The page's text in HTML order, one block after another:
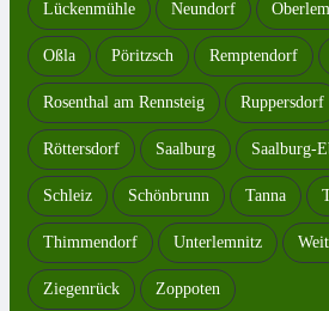
Lückenmühle Neundorf
Oßla Pöritzsch Remptendorf
Rosenthal am Rennsteig Ruppersdorf
Röttersdorf Saalburg Saalburg-
Schleiz Schönbrunn Tanna
Thimmendorf Unterlemnitz
Ziegenrück Zoppoten